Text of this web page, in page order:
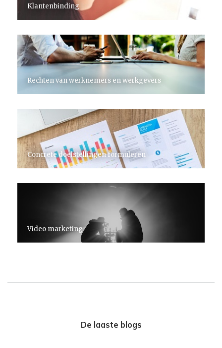
Klantenbinding
Rechten van werknemers en werkgevers
Concrete doelstellingen formuleren
Video marketing
De laaste blogs